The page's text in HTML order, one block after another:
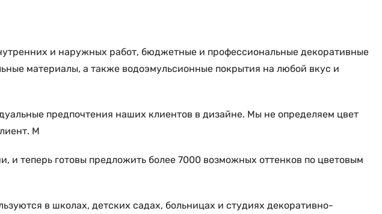
и наружных работ, бюджетные и профессиональные декоративные
материалы, а также водоэмульсионные покрытия на любой вкус и
предпочтения наших клиентов в дизайне. Мы не определяем цвет
М
теперь готовы предложить более 7000 возможных оттенков по цветовым
в школах, детских садах, больницах и студиях декоративно-